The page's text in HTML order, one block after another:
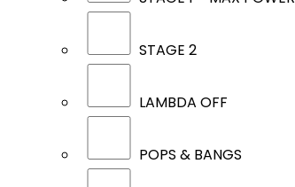
STAGE 2
LAMBDA OFF
POPS & BANGS